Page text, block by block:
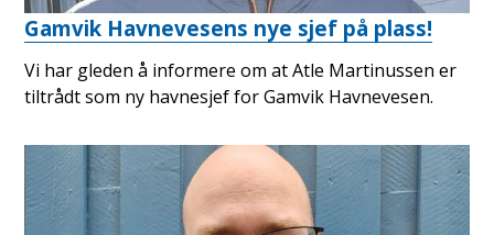
Gamvik Havnevesens nye sjef på plass!
Vi har gleden å informere om at Atle Martinussen er
tiltrådt som ny havnesjef for Gamvik Havnevesen.